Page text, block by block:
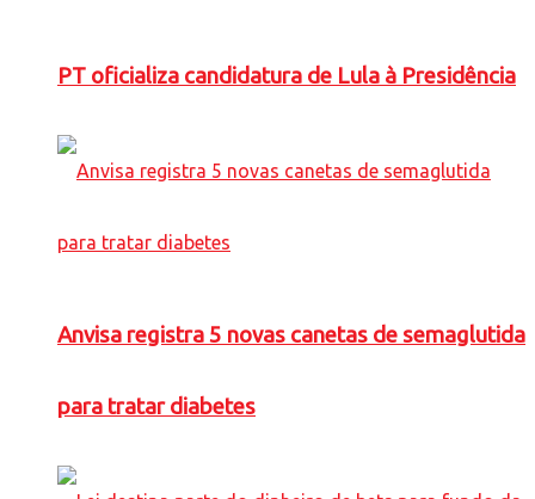
PT oficializa candidatura de Lula à Presidência
Anvisa registra 5 novas canetas de semaglutida
para tratar diabetes